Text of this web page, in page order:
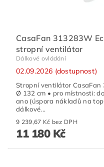
CasaFan 313283W
stropní ventilátor
Dálkové ovládání
02.09.2026 (dostupnost)
Stropní ventilátor
Ø 132 cm • pro místnosti:
ano (úspora nákladů na
dálkové...
9 239,67 Kč bez DPH
11 180 Kč